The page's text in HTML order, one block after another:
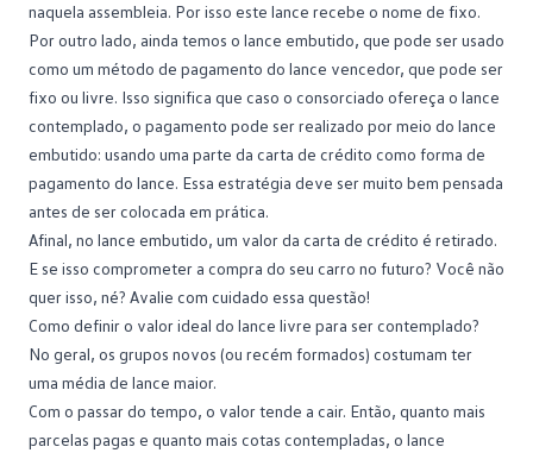
naquela assembleia. Por isso este lance recebe o nome de fixo.
Por outro lado, ainda temos o lance embutido, que pode ser usado
como um método de pagamento do lance vencedor, que pode ser
fixo ou livre. Isso significa que caso o consorciado ofereça o lance
contemplado, o pagamento pode ser realizado por meio do lance
embutido: usando uma parte da carta de crédito como forma de
pagamento do lance. Essa estratégia deve ser muito bem pensada
antes de ser colocada em prática.
Afinal, no lance embutido, um valor da carta de crédito é retirado.
E se isso comprometer a compra do seu carro no futuro? Você não
quer isso, né? Avalie com cuidado essa questão!
Como definir o valor ideal do lance livre para ser contemplado?
No geral, os grupos novos (ou recém formados) costumam ter
uma média de lance maior.
Com o passar do tempo, o valor tende a cair. Então, quanto mais
parcelas pagas e quanto mais cotas contempladas, o lance